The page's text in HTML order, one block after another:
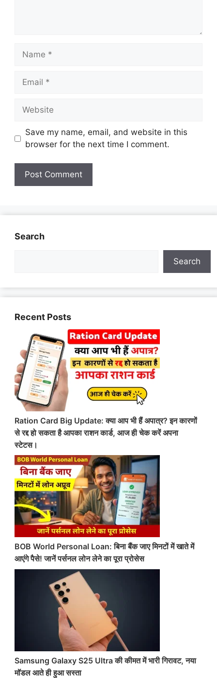
Name
Email
Website
Save my name, email, and website in this
browser for the next time I comment.
Search
Search
Recent Posts
Ration Card Big Update: क्या आप भी हैं अपात्र? इन कारणों
से रद्द हो सकता है आपका राशन कार्ड, आज ही चेक करें अपना
स्टेटस।
BOB World Personal Loan: बिना बैंक जाए मिनटों में खाते में
आएंगे पैसे! जानें पर्सनल लोन लेने का पूरा प्रोसेस
Samsung Galaxy S25 Ultra की कीमत में भारी गिरावट, नया
मॉडल आते ही हुआ सस्ता